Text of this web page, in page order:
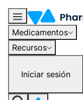
Medicamentos
Recursos
Iniciar sesión